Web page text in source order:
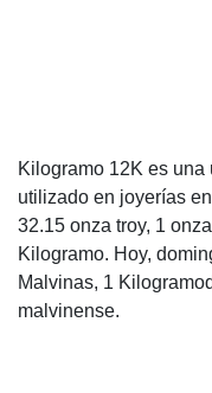
Kilogramo 12K es
utilizado en joyerías
32.15 onza troy, 1
Kilogramo. Hoy,
Malvinas, 1
malvinense.